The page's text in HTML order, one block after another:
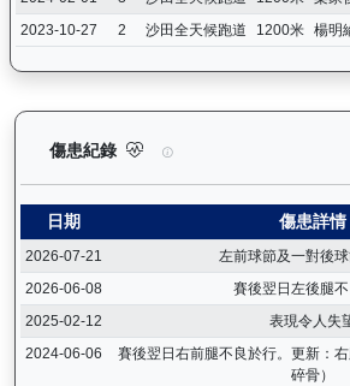
2023-10-27
2 沙田全天候跑道 1200米 楊明
傷患紀錄 愛馬善（H155）— 傷
日期 傷患詳情
2026-07-21
左前球節及一對後
2026-06-08
賽後翌日左後腿
2025-02-12
表現令人失
2024-06-06
賽後翌日右前腿不良於行。更新：
碎骨）